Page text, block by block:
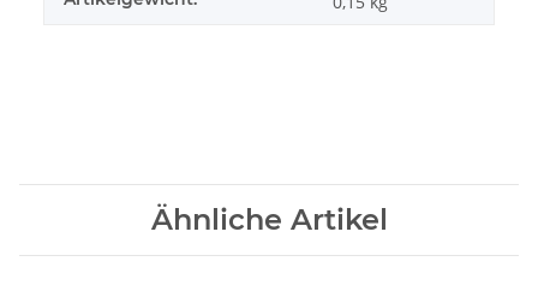
Ähnliche Artikel